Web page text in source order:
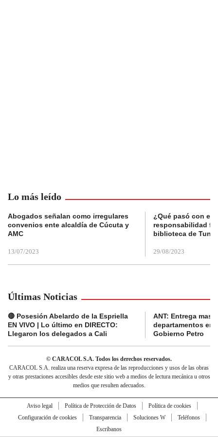
Lo más leído
Abogados señalan como irregulares
convenios ente alcaldía de Cúcuta y
AMC
13/07/2023
¿Qué pasó con el
responsabilidad
biblioteca de
29/08/2023
Últimas Noticias
🔴 Posesión Abelardo de la Espriella
EN VIVO | Lo último en DIRECTO:
Llegaron los delegados a Cali
ANT: Entrega
departamentos en
Gobierno Petro
© CARACOL S.A. Todos los derechos reservados.
CARACOL S.A. realiza una reserva expresa de las reproducciones y usos de las obras
y otras prestaciones accesibles desde este sitio web a medios de lectura mecánica u otros
medios que resulten adecuados.
Aviso legal Política de Protección de Datos
Política de cookies
Configuración de cookies
Transparencia Soluciones W
Teléfonos
Escríbanos